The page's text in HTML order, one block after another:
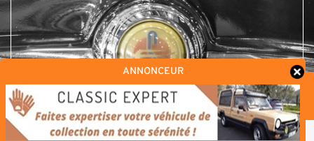
ANNONCEUR